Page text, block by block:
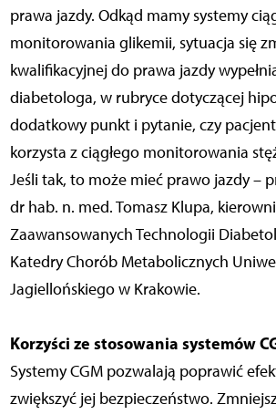
prawa jazdy. Odkąd mamy systemy
monitorowania glikemii, sytuacja się
kwalifikacyjnej do prawa jazdy
diabetologa, w rubryce dotyczącej
dodatkowy punkt i pytanie, czy
korzysta z ciągłego monitorowania
Jeśli tak, to może mieć prawo jazdy –
dr hab. n. med. Tomasz Klupa,
Zaawansowanych Technologii
Katedry Chorób Metabolicznych
Jagiellońskiego w Krakowie.
Korzyści ze stosowania systemów
Systemy CGM pozwalają poprawić
zwiększyć jej bezpieczeństwo.